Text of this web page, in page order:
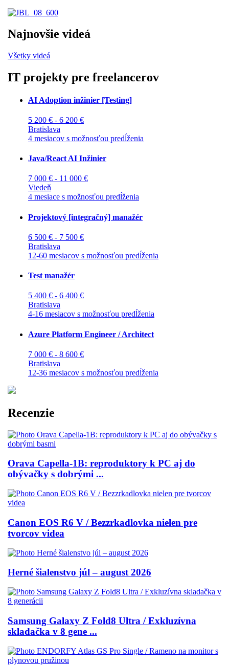
Najnovšie videá
Všetky videá
IT projekty pre freelancerov
AI Adoption inžinier [Testing]
5 200 € - 6 200 €
Bratislava
4 mesiacov s možnosťou predĺženia
Java/React AI Inžinier
7 000 € - 11 000 €
Viedeň
4 mesiace s možnosťou predĺženia
Projektový [integračný] manažér
6 500 € - 7 500 €
Bratislava
12-60 mesiacov s možnosťou predĺženia
Test manažér
5 400 € - 6 400 €
Bratislava
4-16 mesiacov s možnosťou predĺženia
Azure Platform Engineer / Architect
7 000 € - 8 600 €
Bratislava
12-36 mesiacov s možnosťou predĺženia
Recenzie
Orava Capella-1B: reproduktory k PC aj do
obývačky s dobrými ...
Canon EOS R6 V / Bezzrkadlovka nielen pre
tvorcov videa
Herné šialenstvo júl – august 2026
Samsung Galaxy Z Fold8 Ultra / Exkluzívna
skladačka v 8 gene ...